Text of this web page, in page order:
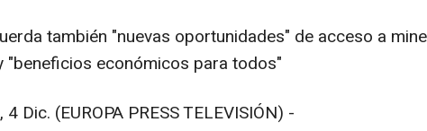
también "nuevas oportunidades" de acceso a
"beneficios económicos para todos"
4 Dic. (EUROPA PRESS TELEVISIÓN) -